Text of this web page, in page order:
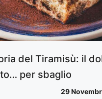
del Tiramisù: il
per sbaglio
29